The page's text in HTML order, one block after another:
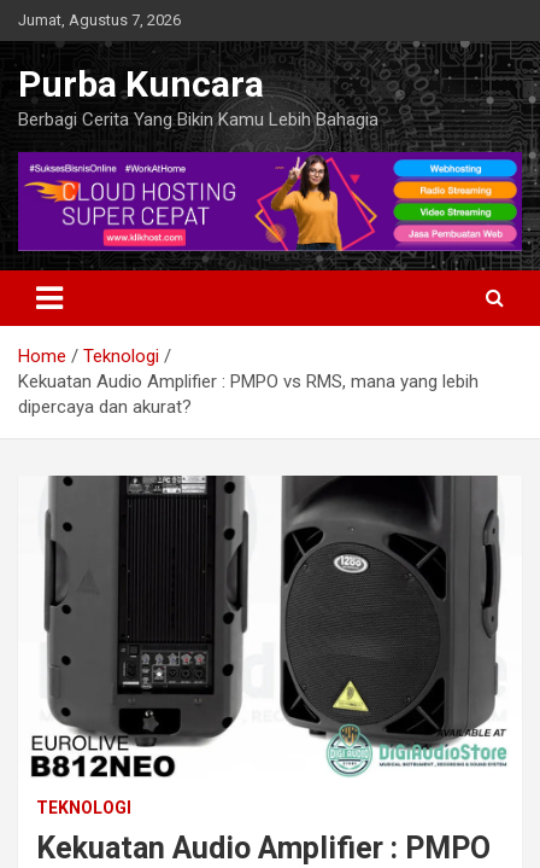
Skip
to
content
Jumat, Agustus 7, 2026
Purba Kuncara
Berbagi Cerita Yang Bikin Kamu Lebih Bahagia
Home
Teknologi
Kekuatan Audio Amplifier : PMPO vs RMS, mana yang lebih
dipercaya dan akurat?
TEKNOLOGI
Kekuatan Audio Amplifier : PMPO